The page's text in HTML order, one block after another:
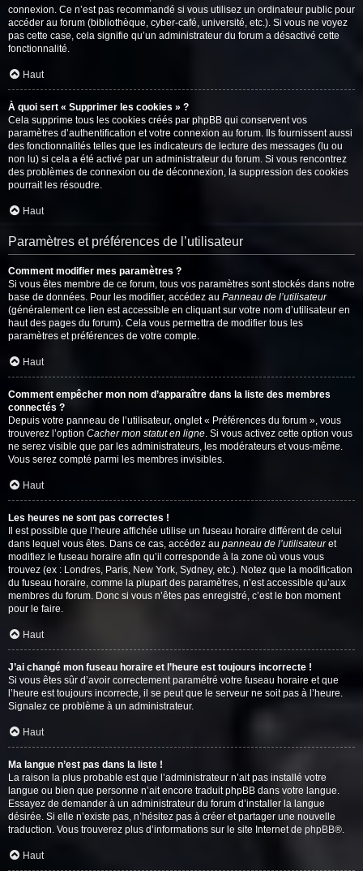
connexion. Ce n’est pas recommandé si vous utilisez un ordinateur public pour
accéder au forum (bibliothèque, cyber-café, université, etc.). Si vous ne voyez
pas cette case, cela signifie qu’un administrateur du forum a désactivé cette
fonctionnalité.
Haut
À quoi sert « Supprimer les cookies » ?
Cela supprime tous les cookies créés par phpBB qui conservent vos
paramètres d’authentification et votre connexion au forum. Ils fournissent aussi
des fonctionnalités telles que les indicateurs de lecture des messages (lu ou
non lu) si cela a été activé par un administrateur du forum. Si vous rencontrez
des problèmes de connexion ou de déconnexion, la suppression des cookies
pourrait les résoudre.
Haut
Paramètres et préférences de l’utilisateur
Comment modifier mes paramètres ?
Si vous êtes membre de ce forum, tous vos paramètres sont stockés dans notre
base de données. Pour les modifier, accédez au Panneau de l’utilisateur
(généralement ce lien est accessible en cliquant sur votre nom d’utilisateur en
haut des pages du forum). Cela vous permettra de modifier tous les
paramètres et préférences de votre compte.
Haut
Comment empêcher mon nom d’apparaître dans la liste des membres
connectés ?
Depuis votre panneau de l’utilisateur, onglet « Préférences du forum », vous
trouverez l’option Cacher mon statut en ligne. Si vous activez cette option vous
ne serez visible que par les administrateurs, les modérateurs et vous-même.
Vous serez compté parmi les membres invisibles.
Haut
Les heures ne sont pas correctes !
Il est possible que l’heure affichée utilise un fuseau horaire différent de celui
dans lequel vous êtes. Dans ce cas, accédez au panneau de l’utilisateuret
modifiez le fuseau horaire afin qu’il corresponde à la zone où vous vous
trouvez (ex : Londres, Paris, New York, Sydney, etc.). Notez que la modification
du fuseau horaire, comme la plupart des paramètres, n’est accessible qu’aux
membres du forum. Donc si vous n’êtes pas enregistré, c’est le bon moment
pour le faire.
Haut
J’ai changé mon fuseau horaire et l’heure est toujours incorrecte !
Si vous êtes sûr d’avoir correctement paramétré votre fuseau horaire et que
l’heure est toujours incorrecte, il se peut que le serveur ne soit pas à l’heure.
Signalez ce problème à un administrateur.
Haut
Ma langue n’est pas dans la liste !
La raison la plus probable est que l’administrateur n’ait pas installé votre
langue ou bien que personne n’ait encore traduit phpBB dans votre langue.
Essayez de demander à un administrateur du forum d’installer la langue
désirée. Si elle n’existe pas, n’hésitez pas à créer et partager une nouvelle
traduction. Vous trouverez plus d’informations sur le site Internet de phpBB®.
Haut